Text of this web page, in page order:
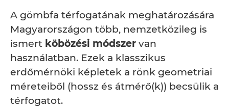
A gömbfa térfogatának meghatározására
Magyarországon több, nemzetközileg is
ismert köbözési módszer van
használatban. Ezek a klasszikus
erdőmérnöki képletek a rönk geometriai
méreteiből (hossz és átmérő(k)) becsülik a
térfogatot.